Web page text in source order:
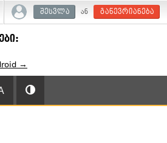
შესვლა ან გაწევრიანება
→